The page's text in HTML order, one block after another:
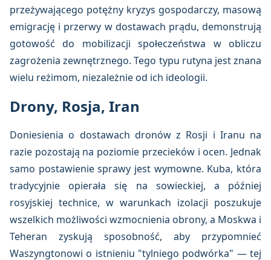
przeżywającego potężny kryzys gospodarczy, masową
emigrację i przerwy w dostawach prądu, demonstrują
gotowość do mobilizacji społeczeństwa w obliczu
zagrożenia zewnętrznego. Tego typu rutyna jest znana
wielu reżimom, niezależnie od ich ideologii.
Drony, Rosja, Iran
Doniesienia o dostawach dronów z Rosji i Iranu na
razie pozostają na poziomie przecieków i ocen. Jednak
samo postawienie sprawy jest wymowne. Kuba, która
tradycyjnie opierała się na sowieckiej, a później
rosyjskiej technice, w warunkach izolacji poszukuje
wszelkich możliwości wzmocnienia obrony, a Moskwa i
Teheran zyskują sposobność, aby przypomnieć
Waszyngtonowi o istnieniu "tylniego podwórka" — tej